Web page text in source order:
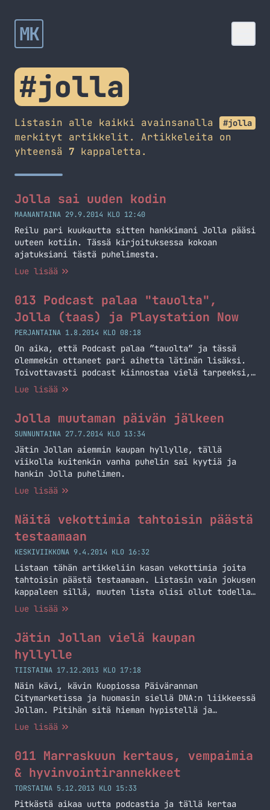
MK
#jolla
Listasin alle kaikki avainsanalla #jolla
merkityt artikkelit. Artikkeleita on
yhteensä 7 kappaletta.
Jolla sai uuden kodin
MAANANTAINA 29.9.2014 KLO 12:40
Reilu pari kuukautta sitten hankkimani Jolla pääsi
uuteen kotiin. Tässä kirjoituksessa kokoan
ajatuksiani tästä puhelimesta.
Lue lisää
013 Podcast palaa "tauolta",
Jolla (taas) ja Playstation Now
PERJANTAINA 1.8.2014 KLO 08:18
On aika, että Podcast palaa ”tauolta” ja tässä
olemmekin ottaneet pari aihetta lätinän lisäksi.
Toivottavasti podcast kiinnostaa vielä tarpeeksi,
että sitä tulee lisää. Alla aiheet ja linkit,
tällä kertaa olen oikeasti käyttänyt sitä viikon
verran. Aiempi Podcast Artikkelini Jollasta
jolla.markokaartinen.net Playstation Now Sonyn
kehittämä pelien… Jatka lukemista 013 Podcast
palaa ”tauolta”, Jolla (taas) ja Playstation Now
Lue lisää
Jolla muutaman päivän jälkeen
SUNNUNTAINA 27.7.2014 KLO 13:34
Jätin Jollan aiemmin kaupan hyllylle, tällä
viikolla kuitenkin vanha puhelin sai kyytiä ja
hankin Jolla puhelimen.
Lue lisää
Näitä vekottimia tahtoisin päästä
testaamaan
KESKIVIIKKONA 9.4.2014 KLO 16:32
Listaan tähän artikkeliin kasan vekottimia joita
tahtoisin päästä testaamaan. Listasin vain jokusen
kappaleen sillä, muuten lista olisi ollut todella
pitkä.
Lue lisää
Jätin Jollan vielä kaupan
hyllylle
TIISTAINA 17.12.2013 KLO 17:18
Näin kävi, kävin Kuopiossa Päivärannan
Citymarketissa ja huomasin siellä DNA:n liikkeessä
Jollan. Pitihän sitä hieman hypistellä ja
sanoisinko näin, että vaatisi hieman totuttelua
vaikutti sinällään mielenkiintoiselta, mutta ei
herättänyt ehkä niin suuria tuntemuksia kuin olin
luullut (ja toivonut). Tietty Sailfish on vielä…
Jatka lukemista Jätin Jollan vielä kaupan hyllylle
Lue lisää
011 Marraskuun kertaus, vempaimia
& hyvinvointirannekkeet
TORSTAINA 5.12.2013 KLO 15:33
Pitkästä aikaa uutta podcastia ja tällä kertaa